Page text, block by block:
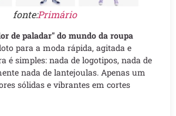
fonte:Primário
de paladar" do mundo da roupa
para a moda rápida, agitada e
é simples: nada de logotipos, nada de
nada de lantejoulas. Apenas um
sólidas e vibrantes em cortes